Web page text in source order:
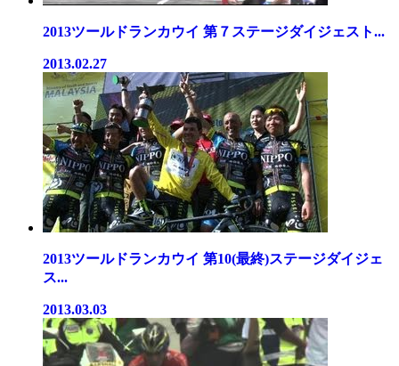
2013ツールドランカウイ 第７ステージダイジェスト...
2013.02.27
2013ツールドランカウイ 第10(最終)ステージダイジェ
ス...
2013.03.03